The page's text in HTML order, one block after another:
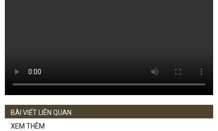
BÀI VIẾT LIÊN QUAN
XEM THÊM